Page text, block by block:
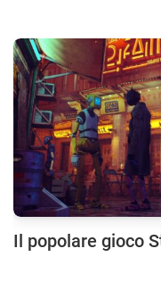
Il popolare gioco